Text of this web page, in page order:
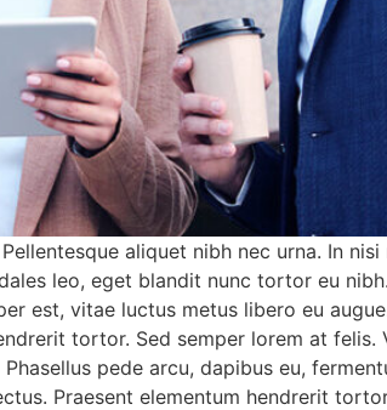
aliquet nibh nec urna. In
leo, eget blandit nunc tortor eu
est, vitae luctus metus libero eu
tortor. Sed semper lorem at felis.
pede arcu, dapibus eu,
Praesent elementum hendrerit